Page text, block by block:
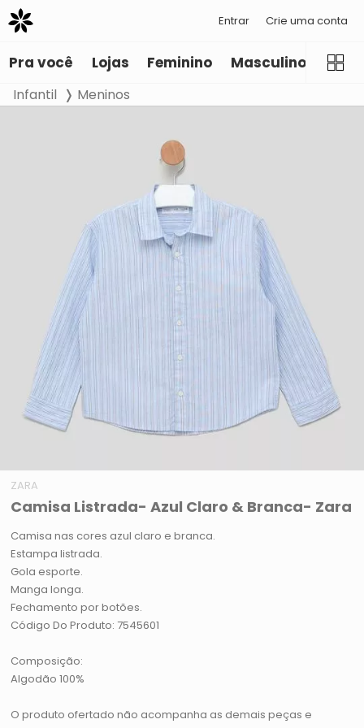
Entrar Crie uma conta
Pra você Lojas Feminino Masculino
Infantil Meninos
ZARA
Camisa Listrada- Azul Claro & Branca- Zara
Camisa nas cores azul claro e branca.
Estampa listrada.
Gola esporte.
Manga longa.
Fechamento por botões.
Código Do Produto: 7545601
Composição:
Algodão 100%
O produto ofertado não acompanha as demais peças e